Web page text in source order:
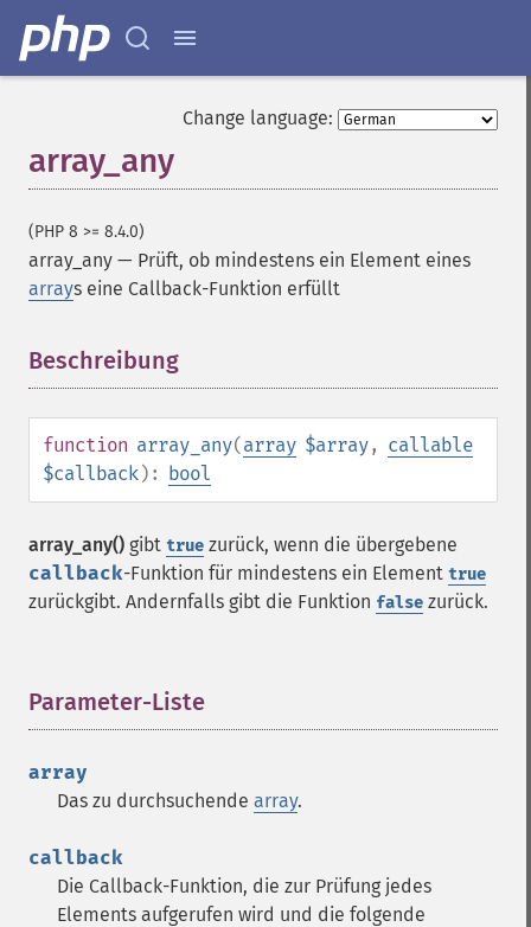
Change language:
array_any
(PHP 8 >= 8.4.0)
array_any — Prüft, ob mindestens ein Element eines
arrays eine Callback-Funktion erfüllt
Beschreibung
function array_any(array $array, callable
$callback): bool
array_any() gibt true zurück, wenn die übergebene
callback-Funktion für mindestens ein Element true
zurückgibt. Andernfalls gibt die Funktion false zurück.
Parameter-Liste
array
Das zu durchsuchende array.
callback
Die Callback-Funktion, die zur Prüfung jedes
Elements aufgerufen wird und die folgende